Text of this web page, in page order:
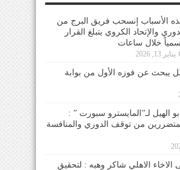
الأسباب إنسحب فريق البرج من
والإتحاد الكروي يتبلغ القرار
خلال ساعات
يناير 13, 2026
يبحث عن فوزه الأول من بوابة
الهيل لـ”المايسترو سبورت ” :
المتضررين من توقف الدوري والمنافسة
الاهلي شاكر وهبه : لتحقيق